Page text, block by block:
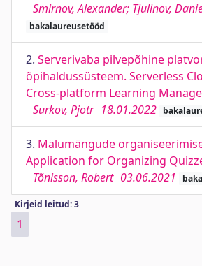
Smirnov, Alexander; Tjulinov,
bakalaureusetööd
2. Serverivaba pilvepõhine
õpihaldussüsteem. Serverless
Cross-platform Learning
Surkov, Pjotr 18.01.2022
3. Mälumängude
Application for Organizing
Tõnisson, Robert 03.06.2021
Kirjeid leitud: 3
1